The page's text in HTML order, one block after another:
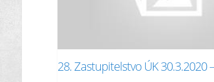
28. Zastupitelstvo ÚK 30.3.2020